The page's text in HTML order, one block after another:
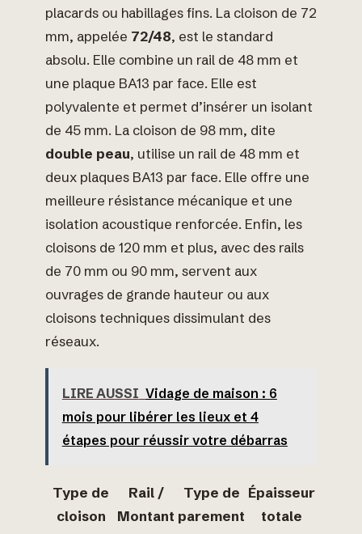
placards ou habillages fins. La cloison de 72
mm, appelée 72/48, est le standard
absolu. Elle combine un rail de 48 mm et
une plaque BA13 par face. Elle est
polyvalente et permet d’insérer un isolant
de 45 mm. La cloison de 98 mm, dite
double peau, utilise un rail de 48 mm et
deux plaques BA13 par face. Elle offre une
meilleure résistance mécanique et une
isolation acoustique renforcée. Enfin, les
cloisons de 120 mm et plus, avec des rails
de 70 mm ou 90 mm, servent aux
ouvrages de grande hauteur ou aux
cloisons techniques dissimulant des
réseaux.
LIRE AUSSI Vidage de maison : 6
mois pour libérer les lieux et 4
étapes pour réussir votre débarras
Type de
cloison
Rail /
Montant
Type de
parement
Épaisseur
totale